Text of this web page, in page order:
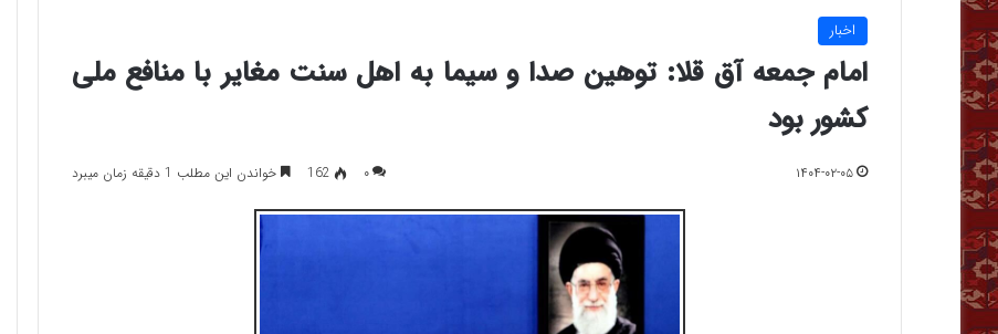
اخبار
امام جمعه آق قلا: توهین صدا و سیما به اهل سنت مغایر با منافع ملی
کشور بود
۱۴۰۴-۰۲-۰۵ ۰ 162 خواندن این مطلب 1 دقیقه زمان میبرد